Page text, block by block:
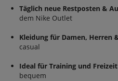
Täglich neue Restposten &
dem Nike Outlet
Kleidung für Damen, Herren
casual
Ideal für Training und Freizeit
bequem